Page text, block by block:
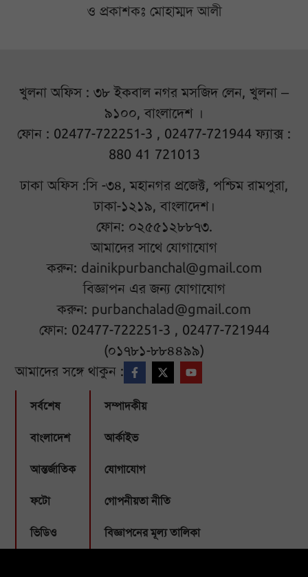
ও প্রকাশকঃ মোহাম্মদ আলী
খুলনা অফিস : ৩৮ ইকবাল নগর মসজিদ লেন, খুলনা –
৯১০০, বাংলাদেশ ।
ফোন : 02477-722251-3 , 02477-721944 ফ্যাক্স :
880 41 721013
ঢাকা অফিস :সি -৩৪, মহানগর প্রজেক্ট, পশ্চিম রামপুরা,
ঢাকা-১২১৯, বাংলাদেশ।
ফোন: ০২৫৫১২৮৮৭৩.
আমাদের সাথে যোগাযোগ
করুন: dainikpurbanchal@gmail.com
বিজ্ঞাপন এর জন্য যোগাযোগ
করুন: purbanchalad@gmail.com
ফোন: 02477-722251-3 , 02477-721944
(০১৭৮১-৮৮৪৪৯৯)
আমাদের সঙ্গে থাকুন :
সর্বশেষ
বাংলাদেশ
আন্তর্জাতিক
ফটো
ভিডিও
সম্পাদকীয়
আর্কাইভ
যোগাযোগ
গোপনীয়তা নীতি
বিজ্ঞাপনের মূল্য তালিকা